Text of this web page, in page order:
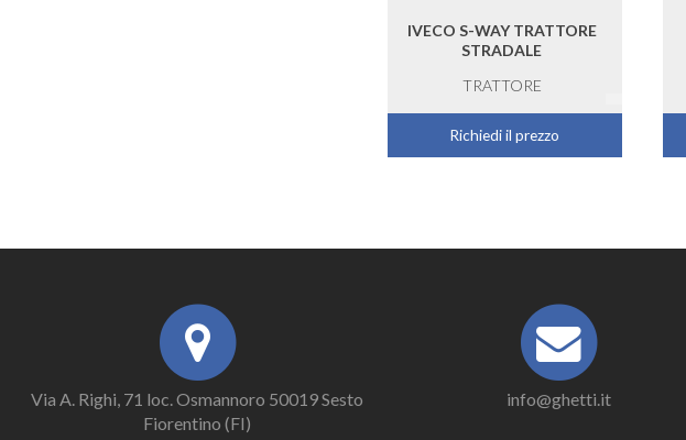
IVECO S-WAY TRATTORE
STRADALE
TRATTORE
Richiedi il prezzo
Via A. Righi, 71 loc. Osmannoro 50019 Sesto
Fiorentino (FI)
info@ghetti.it